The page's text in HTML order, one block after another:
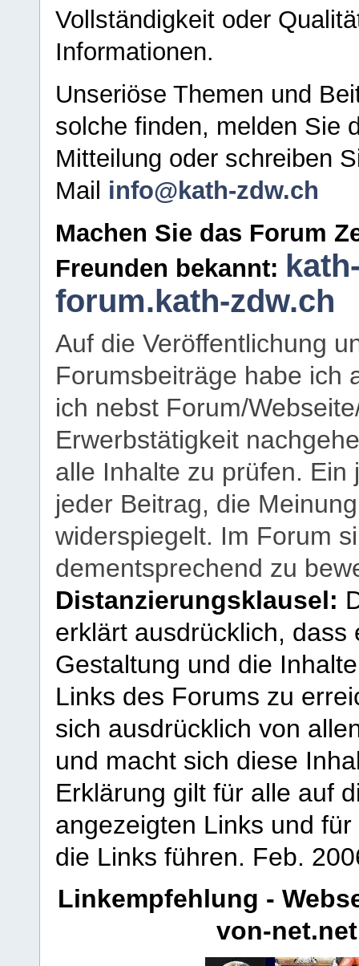
Vollständigkeit oder
Informationen.
Unseriöse Themen und
solche finden, melden Sie
Mitteilung oder schreiben
Mail info@kath-zdw.ch
Machen Sie das Forum
Freunden bekannt:
forum.kath-zdw.ch
Auf die Veröffentlichung
Forumsbeiträge habe ich
ich nebst Forum/
Erwerbstätigkeit
alle Inhalte zu prüfen.
jeder Beitrag, die
widerspiegelt. Im Forum
dementsprechend zu
Distanzierungsklausel:
erklärt ausdrücklich,
Gestaltung und die
Links des Forums zu
sich ausdrücklich von
und macht sich diese
Erklärung gilt für alle auf
angezeigten Links und
die Links führen. Feb.
Linkempfehlung -
von-net.net